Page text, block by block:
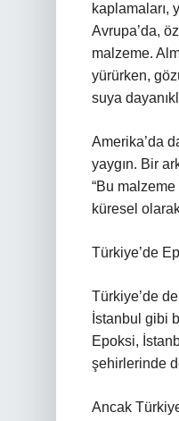
kaplamaları,
Avrupa’da,
malzeme.
yürürken,
suya
Amerika’da
yaygın. Bir
“Bu malzeme
küresel
Türkiye’de
Türkiye’de
İstanbul gibi
Epoksi,
şehirlerinde
Ancak